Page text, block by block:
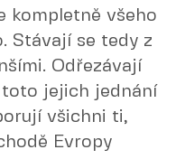
kompletně všeho
Stávají se tedy z
Odřezávají
toto jejich jednání
všichni ti,
Evropy